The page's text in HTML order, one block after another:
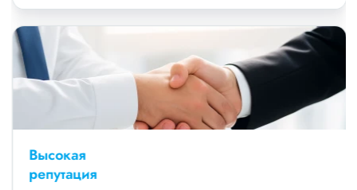
Высокая
репутация